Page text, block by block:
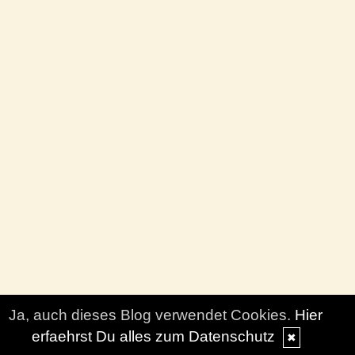
Ja, auch dieses Blog verwendet Cookies. Hier
erfaehrst Du alles zum Datenschutz
✖